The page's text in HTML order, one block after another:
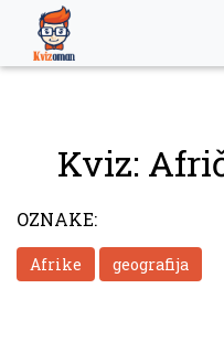
content
Kviz:
OZNAKE:
Afrike geografija